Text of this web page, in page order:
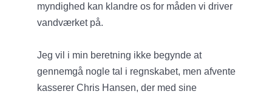
myndighed kan klandre os for måden vi driver
vandværket på.
Jeg vil i min beretning ikke begynde at
gennemgå nogle tal i regnskabet, men afvente
kasserer Chris Hansen, der med sine